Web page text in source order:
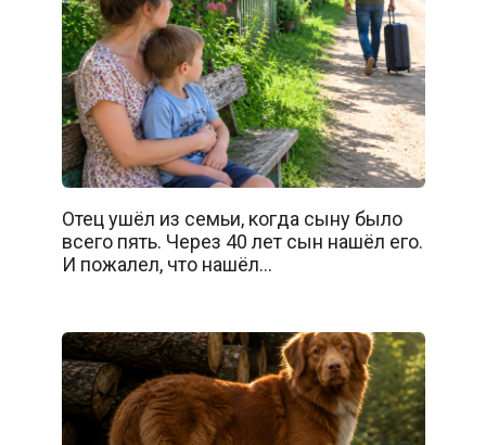
Отец ушёл из семьи, когда сыну было
всего пять. Через 40 лет сын нашёл его.
И пожалел, что нашёл…